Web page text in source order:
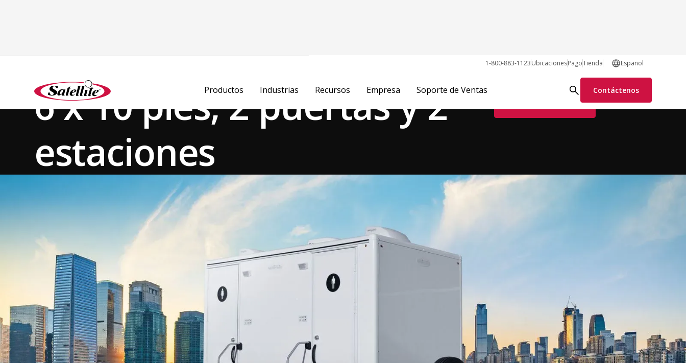
1-800-883-1123UbicacionesPagoTienda Español
Productos Industrias Recursos Empresa Soporte de Ventas Contáctenos
6 x 10 pies, 2 puertas y 2
estaciones
Solicitar información